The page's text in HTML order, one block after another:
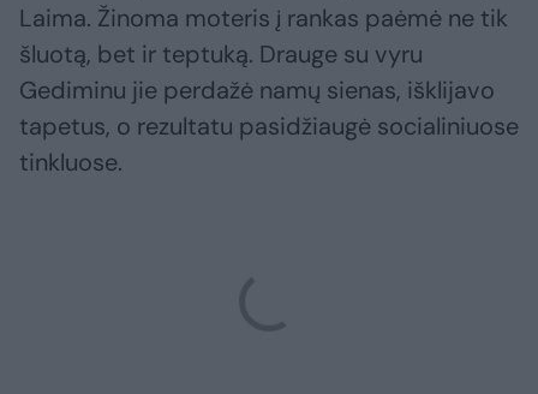
Laima. Žinoma moteris į rankas paėmė ne tik
šluotą, bet ir teptuką. Drauge su vyru
Gediminu jie perdažė namų sienas, išklijavo
tapetus, o rezultatu pasidžiaugė socialiniuose
tinkluose.